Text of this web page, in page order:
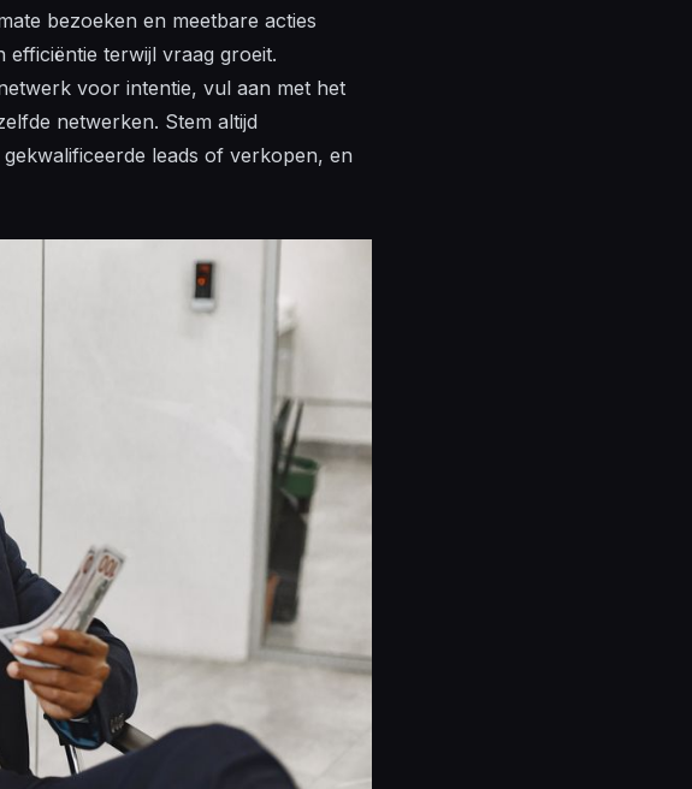
bezoeken en meetbare acties
terwijl vraag groeit.
voor intentie, vul aan met het
netwerken. Stem altijd
leads of verkopen, en